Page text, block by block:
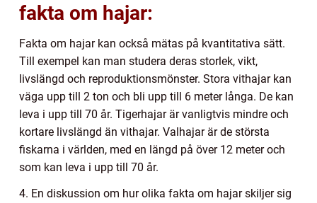
fakta om hajar:
Fakta om hajar kan också mätas på kvantitativa sätt.
Till exempel kan man studera deras storlek, vikt,
livslängd och reproduktionsmönster. Stora vithajar kan
väga upp till 2 ton och bli upp till 6 meter långa. De kan
leva i upp till 70 år. Tigerhajar är vanligtvis mindre och
kortare livslängd än vithajar. Valhajar är de största
fiskarna i världen, med en längd på över 12 meter och
som kan leva i upp till 70 år.
4. En diskussion om hur olika fakta om hajar skiljer sig